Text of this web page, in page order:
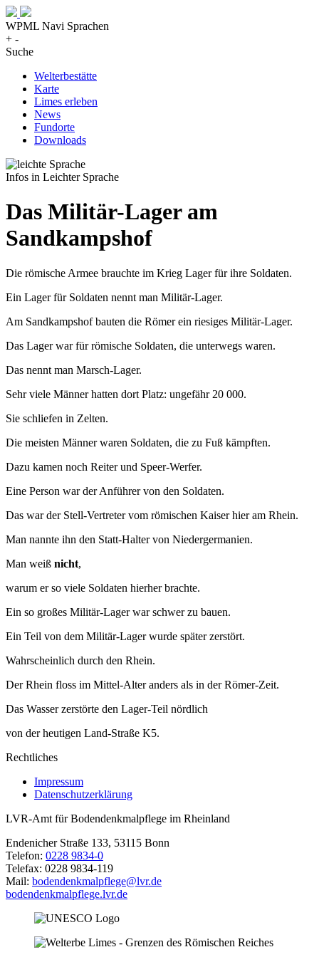
WPML Navi Sprachen
+ -
Suche
Welterbestätte
Karte
Limes erleben
News
Fundorte
Downloads
Infos in Leichter Sprache
Das Militär-Lager am
Sandkampshof
Die römische Armee brauchte im Krieg Lager für ihre Soldaten.
Ein Lager für Soldaten nennt man Militär-Lager.
Am Sandkampshof bauten die Römer ein riesiges Militär-Lager.
Das Lager war für römische Soldaten, die unterwegs waren.
Das nennt man Marsch-Lager.
Sehr viele Männer hatten dort Platz: ungefähr 20 000.
Sie schliefen in Zelten.
Die meisten Männer waren Soldaten, die zu Fuß kämpften.
Dazu kamen noch Reiter und Speer-Werfer.
Eine Person war der Anführer von den Soldaten.
Das war der Stell-Vertreter vom römischen Kaiser hier am Rhein.
Man nannte ihn den Statt-Halter von Niedergermanien.
Man weiß nicht,
warum er so viele Soldaten hierher brachte.
Ein so großes Militär-Lager war schwer zu bauen.
Ein Teil von dem Militär-Lager wurde später zerstört.
Wahrscheinlich durch den Rhein.
Der Rhein floss im Mittel-Alter anders als in der Römer-Zeit.
Das Wasser zerstörte den Lager-Teil nördlich
von der heutigen Land-Straße K5.
Rechtliches
Impressum
Datenschutzerklärung
LVR-Amt für Bodendenkmalpflege im Rheinland
Endenicher Straße 133, 53115 Bonn
Telefon: 0228 9834-0
Telefax: 0228 9834-119
Mail: bodendenkmalpflege@lvr.de
bodendenkmalpflege.lvr.de